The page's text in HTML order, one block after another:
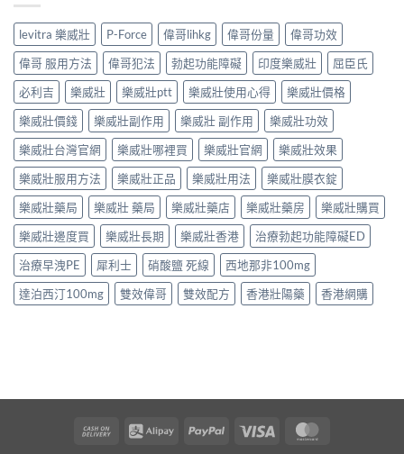
levitra 樂威壯 P-Force 偉哥lihkg 偉哥份量
偉哥功效
偉哥 服用方法
偉哥犯法 勃起功能障礙 印度樂威壯
屈臣氏
必利吉
樂威壯 樂威壯ptt 樂威壯使用心得
樂威壯價格
樂威壯價錢
樂威壯副作用 樂威壯 副作用
樂威壯功效
樂威壯台灣官網
樂威壯哪裡買 樂威壯官網
樂威壯效果
樂威壯服用方法
樂威壯正品 樂威壯用法
樂威壯膜衣錠
樂威壯藥局
樂威壯 藥局 樂威壯藥店 樂威壯藥房
樂威壯購買
樂威壯邊度買
樂威壯長期 樂威壯香港
治療勃起功能障礙ED
治療早洩PE
犀利士 硝酸鹽 死線
西地那非100mg
達泊西汀100mg
雙效偉哥 雙效配方 香港壯陽藥 香港網購
Cash
Alipay PayPal Visa